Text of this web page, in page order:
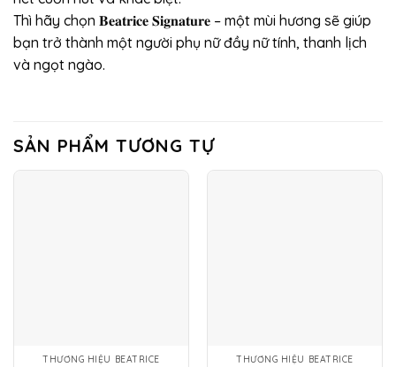
Thì hãy chọn 𝐁𝐞𝐚𝐭𝐫𝐢𝐜𝐞 𝐒𝐢𝐠𝐧𝐚𝐭𝐮𝐫𝐞 – một mùi hương sẽ giúp
bạn trở thành một người phụ nữ đầy nữ tính, thanh lịch
và ngọt ngào.
SẢN PHẨM TƯƠNG TỰ
THƯƠNG HIỆU BEATRICE THƯƠNG HIỆU BEATRICE